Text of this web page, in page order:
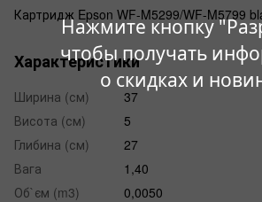
Нажмите кнопку
чтобы получать
о скидках и
Картридж Epson WF-M5299/WF-M5799
Характеристики
Ширина (см)
37
Висота (см)
5
Глибина (см)
27
Вага
1,40
Об`єм (m3)
0,0050